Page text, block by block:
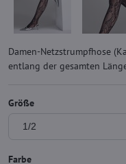
Damen-Netzstrumpfhose
entlang der gesamten
Größe
Farbe